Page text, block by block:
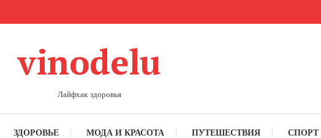
vinodelu
Лайфхак здоровья
ЗДОРОВЬЕ МОДА И КРАСОТА ПУТЕШЕСТВИЯ СПОРТ